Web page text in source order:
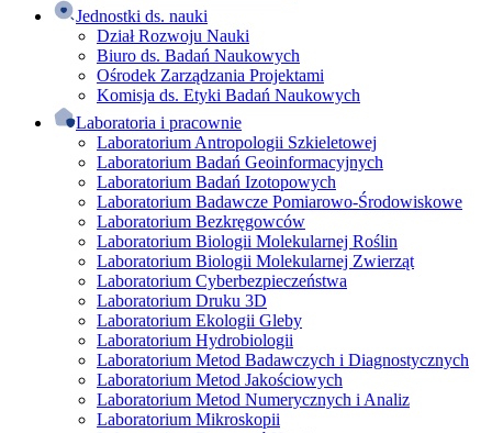
Jednostki ds. nauki
Dział Rozwoju Nauki
Biuro ds. Badań Naukowych
Ośrodek Zarządzania Projektami
Komisja ds. Etyki Badań Naukowych
Laboratoria i pracownie
Laboratorium Antropologii Szkieletowej
Laboratorium Badań Geoinformacyjnych
Laboratorium Badań Izotopowych
Laboratorium Badawcze Pomiarowo-Środowiskowe
Laboratorium Bezkręgowców
Laboratorium Biologii Molekularnej Roślin
Laboratorium Biologii Molekularnej Zwierząt
Laboratorium Cyberbezpieczeństwa
Laboratorium Druku 3D
Laboratorium Ekologii Gleby
Laboratorium Hydrobiologii
Laboratorium Metod Badawczych i Diagnostycznych
Laboratorium Metod Jakościowych
Laboratorium Metod Numerycznych i Analiz
Laboratorium Mikroskopii